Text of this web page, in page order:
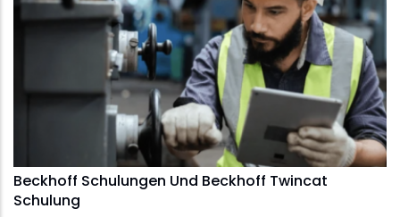
Beckhoff Schulungen Und Beckhoff Twincat
Schulung